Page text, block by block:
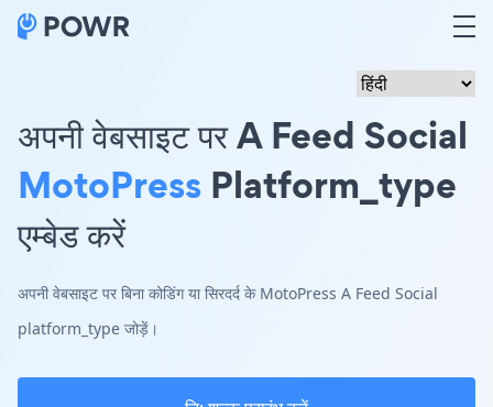
अपनी वेबसाइट पर A Feed Social
MotoPress Platform_type
एम्बेड करें
अपनी वेबसाइट पर बिना कोडिंग या सिरदर्द के MotoPress A Feed Social
platform_type जोड़ें।